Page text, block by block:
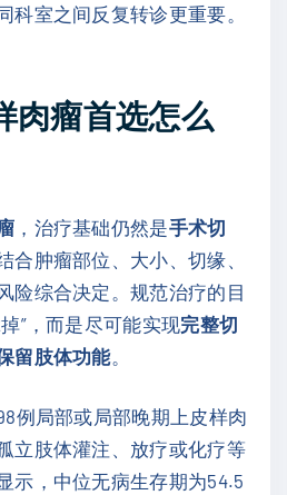
科室之间反复转诊更重要。
肉瘤首选怎么
，治疗基础仍然是手术切
合肿瘤部位、大小、切缘、
险综合决定。规范治疗的目
”，而是尽可能实现完整切
留肢体功能。
例局部或局部晚期上皮样肉
立肢体灌注、放疗或化疗等
示，中位无病生存期为54.5